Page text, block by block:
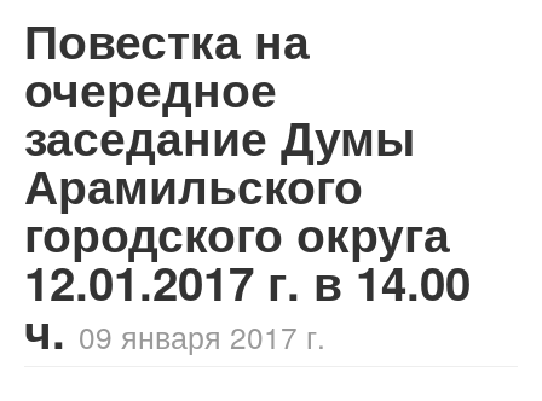
Повестка на
очередное
заседание Думы
Арамильского
городского округа
12.01.2017 г. в 14.00
ч. 09 января 2017 г.